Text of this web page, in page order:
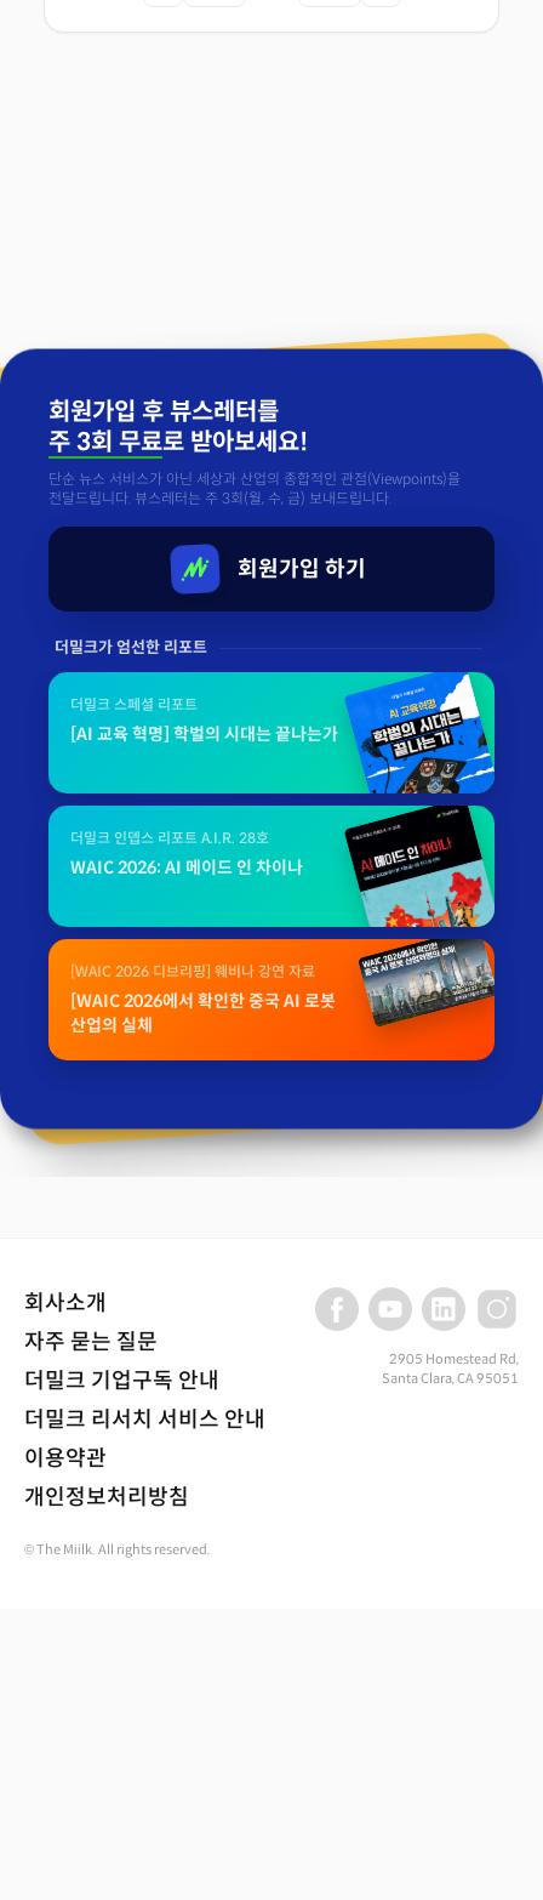
회원가입 후 뷰스레터를
주 3회 무료로 받아보세요!
단순 뉴스 서비스가 아닌 세상과 산업의 종합적인 관점(Viewpoints)을
전달드립니다. 뷰스레터는 주 3회(월, 수, 금) 보내드립니다.
회원가입 하기
더밀크가 엄선한 리포트
더밀크 스페셜 리포트
[AI 교육 혁명] 학벌의 시대는 끝나는가
더밀크 인뎁스 리포트 A.I.R. 28호
WAIC 2026: AI 메이드 인 차이나
[WAIC 2026 디브리핑] 웨비나 강연 자료
[WAIC 2026에서 확인한 중국 AI 로봇
산업의 실체
회사소개
자주 묻는 질문
더밀크 기업구독 안내
더밀크 리서치 서비스 안내
이용약관
개인정보처리방침
2905 Homestead Rd,
Santa Clara, CA 95051
© The Miilk. All rights reserved.